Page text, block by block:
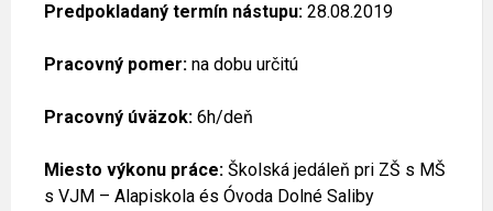
Predpokladaný termín nástupu: 28.08.2019
Pracovný pomer: na dobu určitú
Pracovný úväzok: 6h/deň
Miesto výkonu práce: Školská jedáleň pri ZŠ s MŠ
s VJM – Alapiskola és Óvoda Dolné Saliby